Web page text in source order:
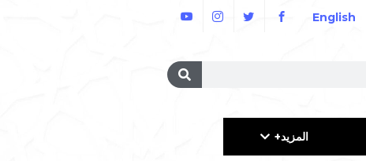
English
المزيد+